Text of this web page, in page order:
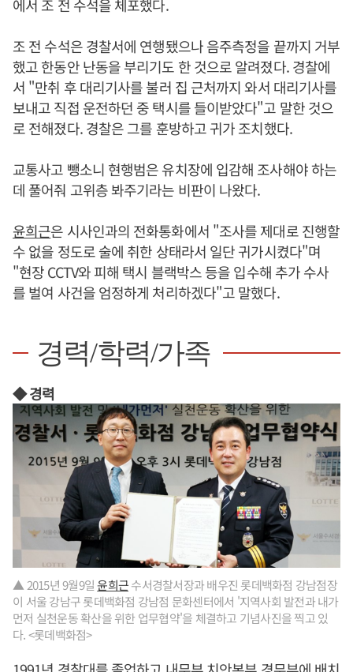
에서 조 전 수석을 체포했다.
조 전 수석은 경찰서에 연행됐으나 음주측정을 끝까지 거부
했고 한동안 난동을 부리기도 한 것으로 알려졌다. 경찰에
서 "만취 후 대리기사를 불러 집 근처까지 와서 대리기사를
보내고 직접 운전하던 중 택시를 들이받았다"고 말한 것으
로 전해졌다. 경찰은 그를 훈방하고 귀가 조치했다.
교통사고 뺑소니 현행범은 유치장에 입감해 조사해야 하는
데 풀어줘 고위층 봐주기라는 비판이 나왔다.
윤희근은 시사인과의 전화통화에서 "조사를 제대로 진행할
수 없을 정도로 술에 취한 상태라서 일단 귀가시켰다"며
"현장 CCTV와 피해 택시 블랙박스 등을 입수해 추가 수사
를 벌여 사건을 엄정하게 처리하겠다"고 말했다.
경력/학력/가족
◆ 경력
▲ 2015년 9월9일윤희근수서경찰서장과 배우진 롯데백화점 강남점장
이 서울 강남구 롯데백화점 강남점 문화센터에서 '지역사회 발전과 내가
먼저 실천운동 확산을 위한 업무협약'을 체결하고 기념사진을 찍고 있
다. <롯데백화점>